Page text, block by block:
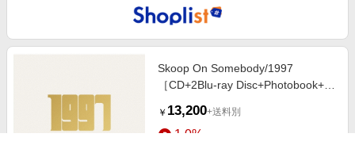
Skoop On Somebody/1997
［CD+2Blu-ray Disc+Photobook+バ
[SECL-2810]
￥ 13,200+送料別
1.0%